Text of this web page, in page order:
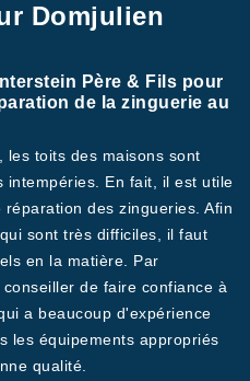
Domjulien
Père & Fils pour
de la zinguerie au
les toits des maisons sont
intempéries. En fait, il est utile
des zingueries. Afin
sont très difficiles, il faut
en la matière. Par
de faire confiance à
a beaucoup d'expérience
les équipements appropriés
qualité.